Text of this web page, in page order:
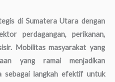
di Sumatera Utara dengan
perdagangan, perikanan,
Mobilitas masyarakat yang
yang ramai menjadikan
sebagai langkah efektif untuk